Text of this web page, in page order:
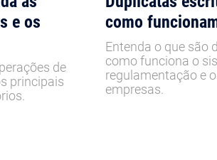
e os
de
principais
como
Entenda o que são
como funciona o
regulamentação e
empresas.